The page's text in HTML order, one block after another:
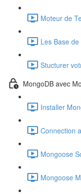
Moteur de
Les Base
Stucturer
MongoDB avec
Installer
Connection
Mongoose
Mongoose